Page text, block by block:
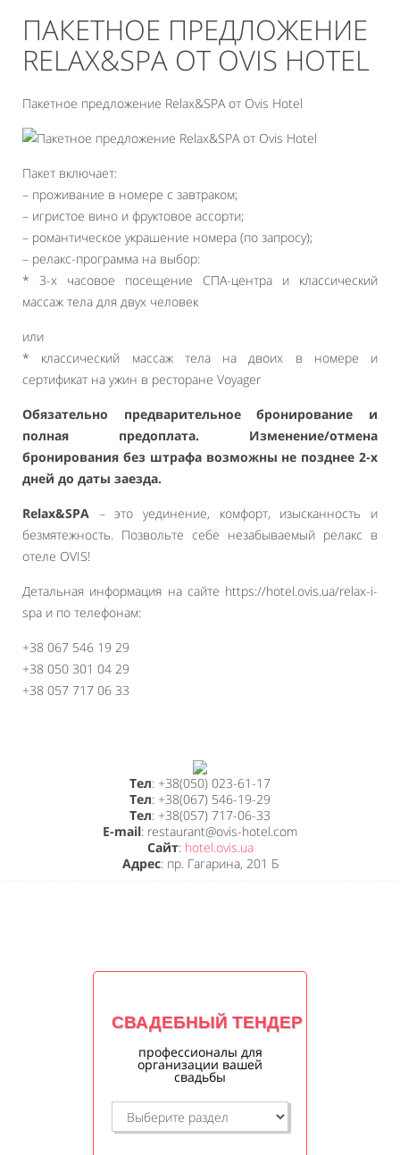
ПАКЕТНОЕ ПРЕДЛОЖЕНИЕ
RELAX&SPA ОТ OVIS HOTEL
Пакетное предложение Relax&SPA от Ovis Hotel
Пакет включает:
– проживание в номере с завтраком;
– игристое вино и фруктовое ассорти;
– романтическое украшение номера (по запросу);
– релакс-программа на выбор:
* 3-х часовое посещение СПА-центра и классический
массаж тела для двух человек
или
* классический массаж тела на двоих в номере и
сертификат на ужин в ресторане Voyager
Обязательно предварительное бронирование и
полная предоплата. Изменение/отмена
бронирования без штрафа возможны не позднее 2-х
дней до даты заезда.
Relax&SPA – это уединение, комфорт, изысканность и
безмятежность. Позвольте себе незабываемый релакс в
отеле OVIS!
Детальная информация на сайте https://hotel.ovis.ua/relax-i-
spa и по телефонам:
+38 067 546 19 29
+38 050 301 04 29
+38 057 717 06 33
Тел: +38(050) 023-61-17
Тел: +38(067) 546-19-29
Тел: +38(057) 717-06-33
E-mail: restaurant@ovis-hotel.com
Сайт: hotel.ovis.ua
Адрес: пр. Гагарина, 201 Б
СВАДЕБНЫЙ ТЕНДЕР
профессионалы для
организации вашей
свадьбы